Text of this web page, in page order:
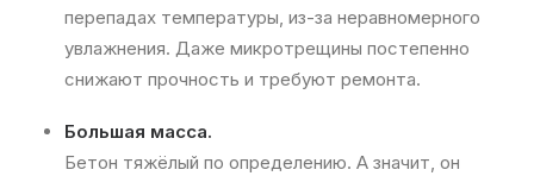
перепадах температуры, из-за неравномерного
увлажнения. Даже микротрещины постепенно
снижают прочность и требуют ремонта.
Большая масса.
Бетон тяжёлый по определению. А значит, он